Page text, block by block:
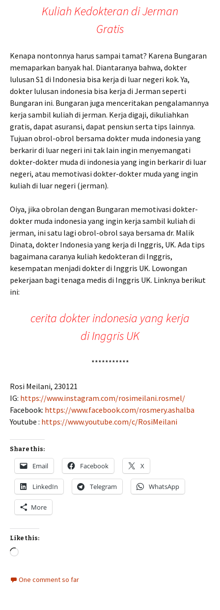
Kuliah Kedokteran di Jerman
Gratis
Kenapa nontonnya harus sampai tamat? Karena Bungaran
memaparkan banyak hal. Diantaranya bahwa, dokter
lulusan S1 di Indonesia bisa kerja di luar negeri kok. Ya,
dokter lulusan indonesia bisa kerja di Jerman seperti
Bungaran ini. Bungaran juga menceritakan pengalamannya
kerja sambil kuliah di jerman. Kerja digaji, dikuliahkan
gratis, dapat asuransi, dapat pensiun serta tips lainnya.
Tujuan obrol-obrol bersama dokter muda indonesia yang
berkarir di luar negeri ini tak lain ingin menyemangati
dokter-dokter muda di indonesia yang ingin berkarir di luar
negeri, atau memotivasi dokter-dokter muda yang ingin
kuliah di luar negeri (jerman).
Oiya, jika obrolan dengan Bungaran memotivasi dokter-
dokter muda indonesia yang ingin kerja sambil kuliah di
jerman, ini satu lagi obrol-obrol saya bersama dr. Malik
Dinata, dokter Indonesia yang kerja di Inggris, UK. Ada tips
bagaimana caranya kuliah kedokteran di Inggris,
kesempatan menjadi dokter di Inggris UK. Lowongan
pekerjaan bagi tenaga medis di Inggris UK. Linknya berikut
ini:
cerita dokter indonesia yang kerja
di Inggris UK
***********
Rosi Meilani, 230121
IG: https://www.instagram.com/rosimeilani.rosmel/
Facebook: https://www.facebook.com/rosmery.ashalba
Youtube : https://www.youtube.com/c/RosiMeilani
Share this:
Email Facebook X
LinkedIn Telegram WhatsApp
More
Like this:
Loading…
One comment so far